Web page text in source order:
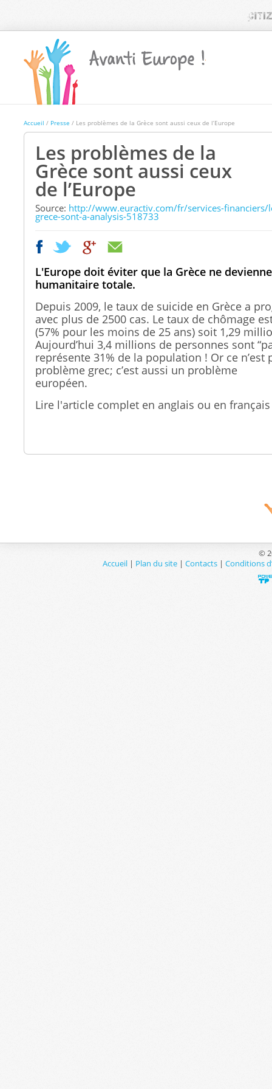
Accueil / Presse / Les problèmes de la Grèce sont aussi ceux de l’Europe
Les problèmes de la
Grèce sont aussi ceux
de l’Europe
Source: http://www.euractiv.com/fr/services-financiers/
grece-sont-a-analysis-518733
L'Europe doit éviter que la Grèce ne
humanitaire totale.
Depuis 2009, le taux de suicide en Grèce a
avec plus de 2500 cas. Le taux de chômage
(57% pour les moins de 25 ans) soit 1,29
Aujourd’hui 3,4 millions de personnes sont
représente 31% de la population ! Or ce n’est
problème grec; c’est aussi un problème
Lire l'article complet en anglais ou en
©
Accueil | Plan du site | Contacts | Conditions